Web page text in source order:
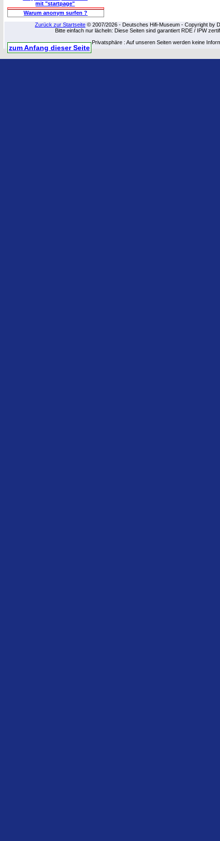
mit "startpage"
Warum anonym surfen ?
Zurück zur Startseite © 2007/2026 - Deutsches Hifi-Museum - Copyright by
Bitte einfach nur lächeln: Diese Seiten sind garantiert RDE / IPW
Privatsphäre : Auf unseren Seiten werden keine
zum Anfang dieser Seite